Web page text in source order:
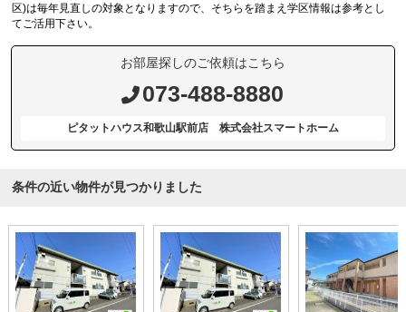
区)は毎年見直しの対象となりますので、そちらを踏まえ学区情報は参考とし
てご活用下さい。
お部屋探しのご依頼はこちら
073-488-8880
ピタットハウス和歌山駅前店 株式会社スマートホーム
条件の近い物件が見つかりました